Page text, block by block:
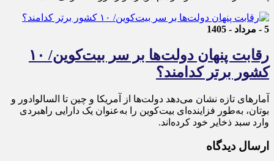
5 - مرداد - 1405
رقابت پنهان دولت‌ها بر سر بیت‌کوین/ ۱۰
کشور برتر کدامند؟
آمارهای تازه نشان می‌دهد دولت‌ها از آمریکا و چین تا السالوادور و
بوتان، به‌طور فزاینده‌ای بیت‌کوین را به‌عنوان یک دارایی راهبردی
وارد سبد ذخایر خود کرده‌اند.
ارسال دیدگاه